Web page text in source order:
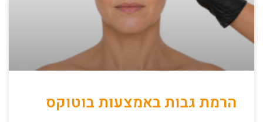
הרמת גבות באמצעות בוטוקס